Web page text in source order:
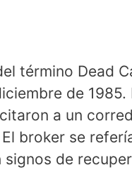
término Dead
de
a un
broker se
signos de